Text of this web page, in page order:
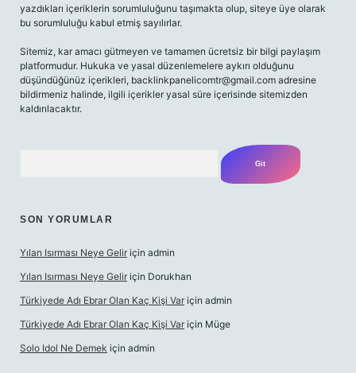
yazdıkları içeriklerin sorumluluğunu taşımakta olup, siteye üye olarak
bu sorumluluğu kabul etmiş sayılırlar.
Sitemiz, kar amacı gütmeyen ve tamamen ücretsiz bir bilgi paylaşım
platformudur. Hukuka ve yasal düzenlemelere aykırı olduğunu
düşündüğünüz içerikleri, backlinkpanelicomtr@gmail.com adresine
bildirmeniz halinde, ilgili içerikler yasal süre içerisinde sitemizden
kaldırılacaktır.
SON YORUMLAR
Yılan Isırması Neye Gelir için admin
Yılan Isırması Neye Gelir için Dorukhan
Türkiyede Adı Ebrar Olan Kaç Kişi Var için admin
Türkiyede Adı Ebrar Olan Kaç Kişi Var için Müge
Solo Idol Ne Demek için admin